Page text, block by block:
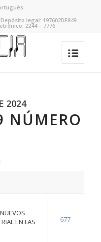
legal: 197602DF849.
2244 – 7776
2024
NÚMERO
EN LAS
677